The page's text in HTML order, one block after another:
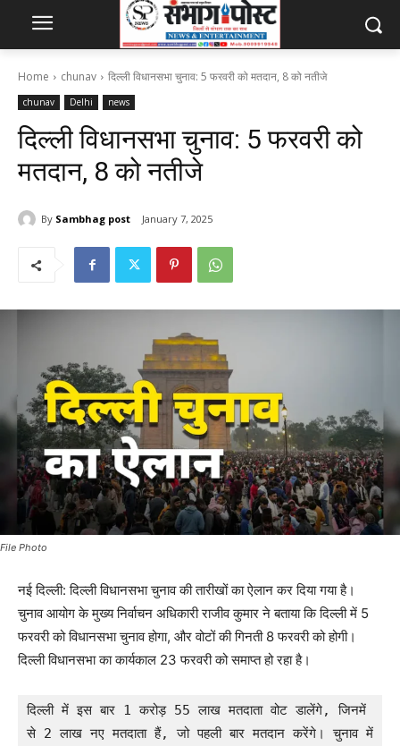
Home chunav दिल्ली विधानसभा चुनाव: 5 फरवरी को मतदान, 8 को नतीजे
chunav Delhi news
दिल्ली विधानसभा चुनाव: 5 फरवरी को
मतदान, 8 को नतीजे
By Sambhag post January 7, 2025
File Photo
नई दिल्ली: दिल्ली विधानसभा चुनाव की तारीखों का ऐलान कर दिया गया है।
चुनाव आयोग के मुख्य निर्वाचन अधिकारी राजीव कुमार ने बताया कि दिल्ली में 5
फरवरी को विधानसभा चुनाव होगा, और वोटों की गिनती 8 फरवरी को होगी।
दिल्ली विधानसभा का कार्यकाल 23 फरवरी को समाप्त हो रहा है।
दिल्ली में इस बार 1 करोड़ 55 लाख मतदाता वोट डालेंगे, जिनमें
से 2 लाख नए मतदाता हैं, जो पहली बार मतदान करेंगे। चुनाव में